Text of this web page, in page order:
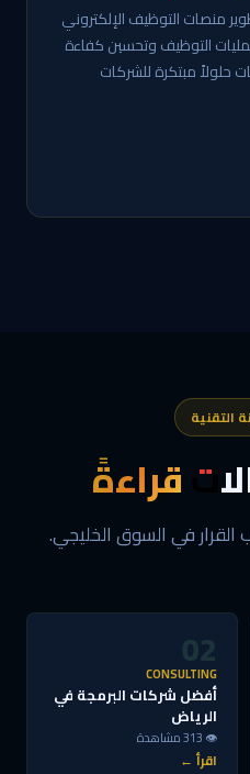
منصات التوظيف الإلكتروني
التوظيف وتحسين كفاءة
حلولاً مبتكرة للشركات
التقنية
قراءةً
القرار في السوق الخليجي.
02
CONSULTING
أفضل شركات البرمجة في
الرياض
👁 313 مشاهدة
اقرأ ←